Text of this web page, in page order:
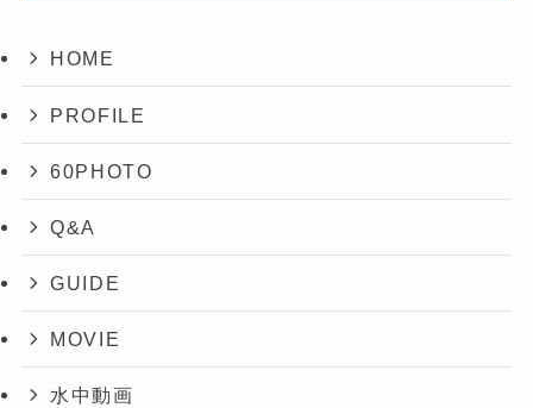
HOME
PROFILE
60PHOTO
Q&A
GUIDE
MOVIE
水中動画